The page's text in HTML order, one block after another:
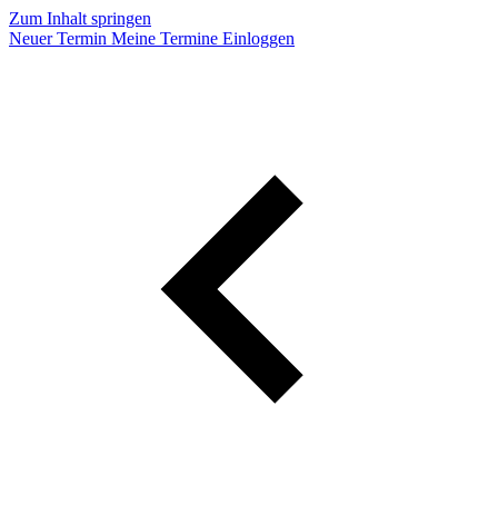
Zum Inhalt springen
Neuer Termin Meine Termine Einloggen